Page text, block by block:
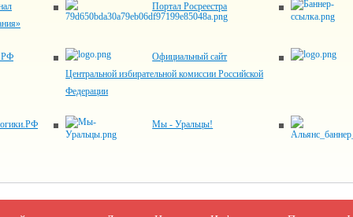
Портал Росреестра
Официальный сайт
Центральной избирательной комиссии Российской
Федерации
Мы - Уральцы!